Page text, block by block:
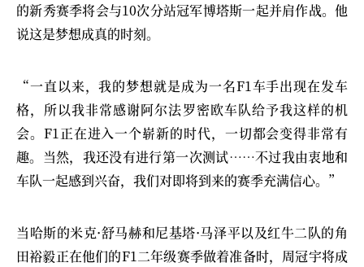
的新秀赛季将会与10次分站冠军博塔斯一起并肩作战。他
说这是梦想成真的时刻。
“一直以来，我的梦想就是成为一名F1车手出现在发车
格，所以我非常感谢阿尔法罗密欧车队给予我这样的机
会。F1正在进入一个崭新的时代，一切都会变得非常有
趣。当然，我还没有进行第一次测试……不过我由衷地和
车队一起感到兴奋，我们对即将到来的赛季充满信心。”
当哈斯的米克·舒马赫和尼基塔·马泽平以及红牛二队的角
田裕毅正在他们的F1二年级赛季做着准备时，周冠宇将成